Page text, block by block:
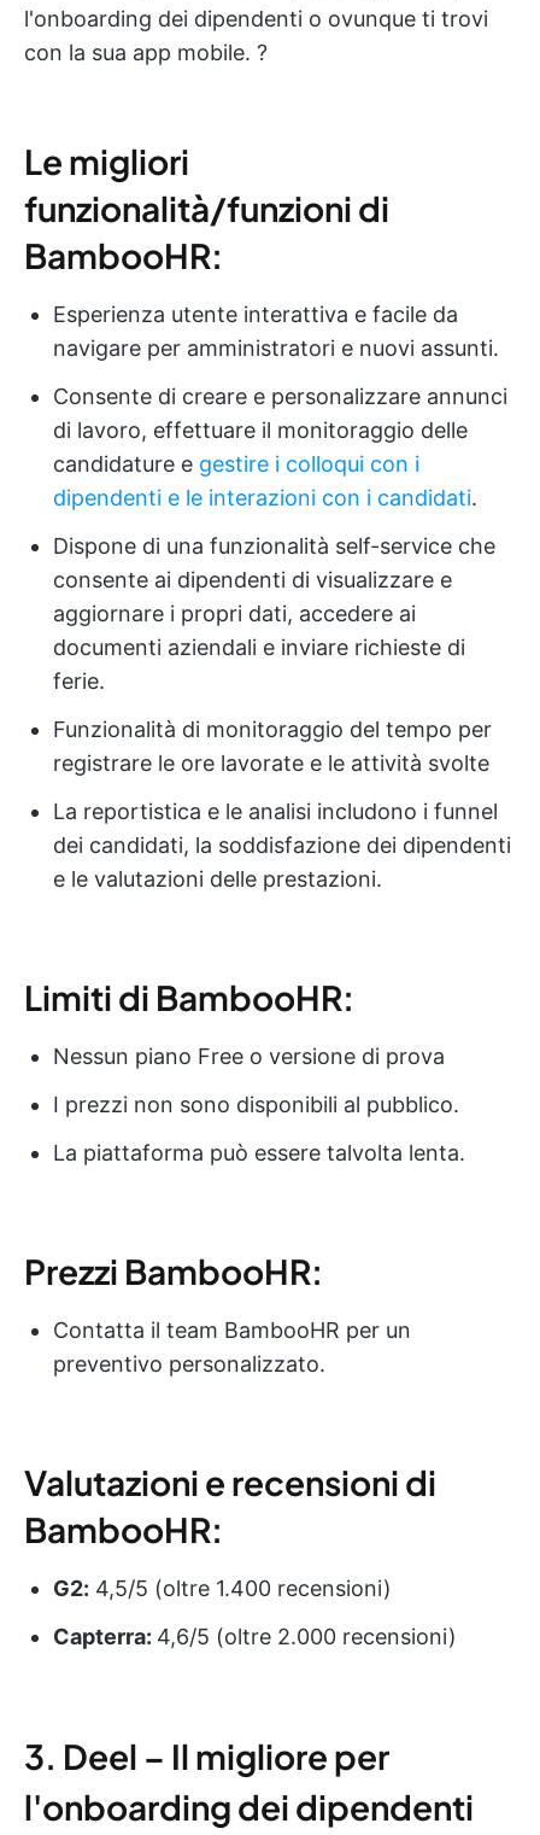
l'onboarding dei dipendenti o ovunque ti trovi
con la sua app mobile. ?
Le migliori
funzionalità/funzioni di
BambooHR:
Esperienza utente interattiva e facile da
navigare per amministratori e nuovi assunti.
Consente di creare e personalizzare annunci
di lavoro, effettuare il monitoraggio delle
candidature e gestire i colloqui con i
dipendenti e le interazioni con i candidati.
Dispone di una funzionalità self-service che
consente ai dipendenti di visualizzare e
aggiornare i propri dati, accedere ai
documenti aziendali e inviare richieste di
ferie.
Funzionalità di monitoraggio del tempo per
registrare le ore lavorate e le attività svolte
La reportistica e le analisi includono i funnel
dei candidati, la soddisfazione dei dipendenti
e le valutazioni delle prestazioni.
Limiti di BambooHR:
Nessun piano Free o versione di prova
I prezzi non sono disponibili al pubblico.
La piattaforma può essere talvolta lenta.
Prezzi BambooHR:
Contatta il team BambooHR per un
preventivo personalizzato.
Valutazioni e recensioni di
BambooHR:
G2: 4,5/5 (oltre 1.400 recensioni)
Capterra: 4,6/5 (oltre 2.000 recensioni)
3. Deel – Il migliore per
l'onboarding dei dipendenti